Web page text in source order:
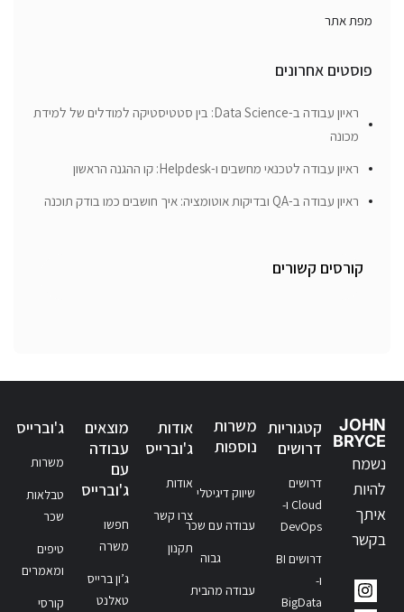
מפת אתר
פוסטים אחרונים
ראיון עבודה ב-Data Science: בין סטטיסטיקה למודלים של למידת
מכונה
ראיון עבודה לטכנאי מחשבים ו-Helpdesk: קו ההגנה הראשון
ראיון עבודה ב-QA ובדיקות אוטומציה: איך חושבים כמו בודק תוכנה
קורסים קשורים
JOHN
BRYCE
נשמח
להיות
איתך
בקשר
קטגוריות
דרושים
דרושים
Cloud ו-
DevOps
דרושים BI
ו-
BigData
משרות
נוספות
שיווק דיגיטלי
עבודה עם שכר
גבוה
עבודה מהבית
אודות
ג'וברייס
אודות
צרו קשר
תקנון
מוצאים
עבודה
עם
ג'וברייס
חפשו
משרה
ג’ון ברייס
טאלנט
ג'וברייס
משרות
טבלאות
שכר
טיפים
ומאמרים
קורסי